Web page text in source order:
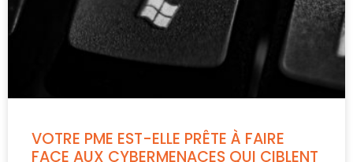
VOTRE PME EST-ELLE PRÊTE À FAIRE
FACE AUX CYBERMENACES QUI CIBLENT